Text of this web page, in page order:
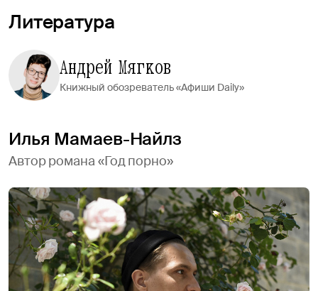
Литература
Андрей Мягков
Книжный обозреватель «Афиши Daily»
Илья Мамаев-Найлз
Автор романа «Год порно»